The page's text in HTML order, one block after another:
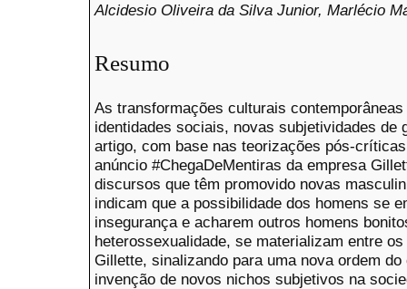
Alcidesio Oliveira da Silva Junior, Marlécio
Resumo
As transformações culturais
identidades sociais, novas subjetividades de
artigo, com base nas teorizações pós-
anúncio #ChegaDeMentiras da empresa
discursos que têm promovido novas
indicam que a possibilidade dos homens se
insegurança e acharem outros homens
heterossexualidade, se materializam entre
Gillette, sinalizando para uma nova ordem
invenção de novos nichos subjetivos na